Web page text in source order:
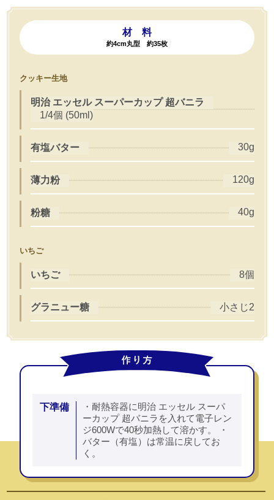
材 料
約4cm丸型 約35枚
クッキー生地
明治 エッセル スーパーカップ 超バニラ
1/4個 (50ml)
有塩バター 30g
薄力粉 120g
粉糖 40g
いちご
いちご 8個
グラニュー糖 小さじ2
下準備
・耐熱容器に明治 エッセル スーパ
ーカップ 超バニラを入れて電子レン
ジ600Wで40秒加熱して溶かす。 ・
バター（有塩）は常温に戻してお
く。